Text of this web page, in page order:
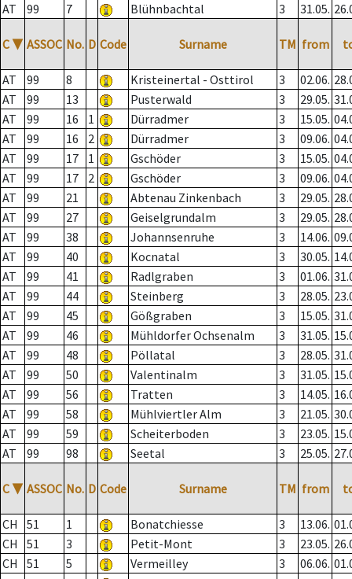
AT
99 7 Blühnbachtal 3 31.05.
C ▼ ASSOC No. D Code Surname TM from
AT 99 8 Kristeinertal - Osttirol 3 02.06.
AT
99 13 Pusterwald 3 29.05.
AT
99 16 1 Dürradmer 3 15.05.
AT
99 16 2 Dürradmer 3 09.06.
AT
99 17 1 Gschöder 3 15.05.
AT
99 17 2 Gschöder 3 09.06.
AT
99 21 Abtenau Zinkenbach 3 29.05.
AT
99 27 Geiselgrundalm 3 29.05.
AT
99 38 Johannsenruhe 3 14.06.
AT
99 40 Kocnatal 3 30.05.
AT
99 41 Radlgraben 3 01.06.
AT
99 44 Steinberg 3 28.05.
AT
99 45 Gößgraben 3 15.05.
AT
99 46 Mühldorfer Ochsenalm 3 31.05.
AT
99 48 Pöllatal 3 28.05.
AT
99 50 Valentinalm 3 31.05.
AT
99 56 Tratten 3 14.05.
AT
99 58 Mühlviertler Alm 3 21.05.
AT
99 59 Scheiterboden 3 23.05.
AT
99 98 Seetal 3 25.05.
C ▼ ASSOC No. D Code Surname TM from
CH 51 1 Bonatchiesse 3 13.06.
CH
51 3 Petit-Mont 3 23.05.
CH
51 5 Vermeilley 3 06.06.